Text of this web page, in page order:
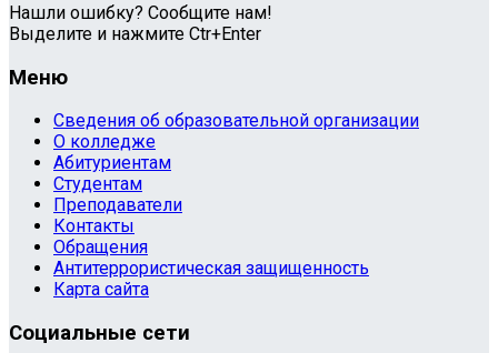
Нашли ошибку? Сообщите нам!
Выделите и нажмите Ctr+Enter
Меню
Сведения об образовательной организации
О колледже
Абитуриентам
Студентам
Преподаватели
Контакты
Обращения
Антитеррористическая защищенность
Карта сайта
Социальные сети